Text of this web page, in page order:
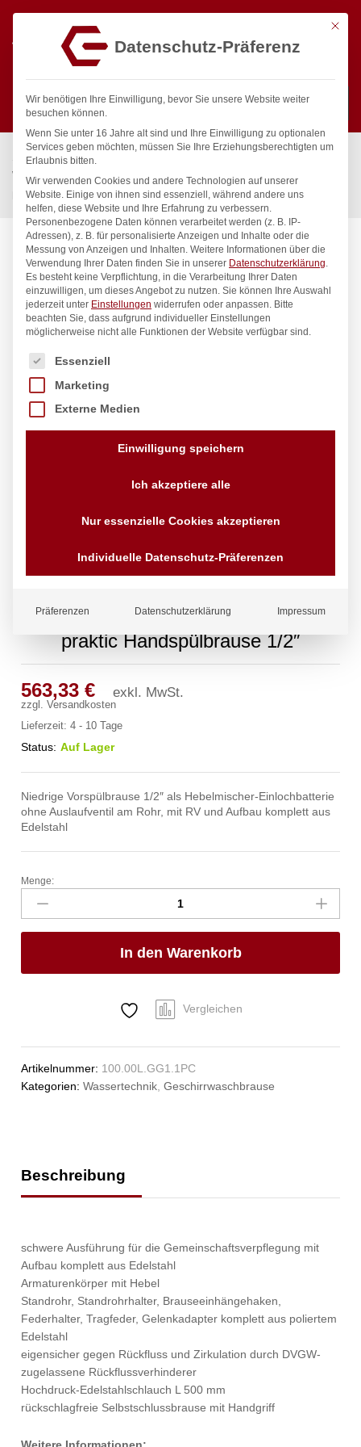
Suchen
Start / Gastronomiebedarf & Gastro Geräte für Profis
Wassertechnik
Geschirrwaschbrause
praktic Handspülbrause 1/2″
praktic Handspülbrause 1/2″
563,33€ exkl. MwSt.
zzgl.Versandkosten
Lieferzeit:4 - 10 Tage
Status: Auf Lager
Niedrige Vorspülbrause 1/2″ als Hebelmischer-Einlochbatterie
ohne Auslaufventil am Rohr, mit RV und Aufbau komplett aus
Edelstahl
praktic
Handspülbrause
1/2"
Anzahl
Menge:
In den Warenkorb
Vergleichen
Artikelnummer: 100.00L.GG1.1PC
Kategorien:Wassertechnik,Geschirrwaschbrause
Beschreibung
schwere Ausführung für die Gemeinschaftsverpflegung mit
Aufbau komplett aus Edelstahl
Armaturenkörper mit Hebel
Standrohr, Standrohrhalter, Brauseeinhängehaken,
Federhalter, Tragfeder, Gelenkadapter komplett aus poliertem
Edelstahl
eigensicher gegen Rückfluss und Zirkulation durch DVGW-
zugelassene Rückflussverhinderer
Hochdruck-Edelstahlschlauch L 500 mm
rückschlagfreie Selbstschlussbrause mit Handgriff
Mit
Datenschutz-Präferenz
Wir benötigen Ihre Einwilligung, bevor Sie unsere Website weiter
besuchen können.
Wenn Sie unter 16 Jahre alt sind und Ihre Einwilligung zu optionalen
Services geben möchten, müssen Sie Ihre Erziehungsberechtigten um
Erlaubnis bitten.
Wir verwenden Cookies und andere Technologien auf unserer
Website. Einige von ihnen sind essenziell, während andere uns
helfen, diese Website und Ihre Erfahrung zu verbessern.
Personenbezogene Daten können verarbeitet werden (z. B. IP-
Adressen), z. B. für personalisierte Anzeigen und Inhalte oder die
Messung von Anzeigen und Inhalten. Weitere Informationen über die
Verwendung Ihrer Daten finden Sie in unserer Datenschutzerklärung.
Es besteht keine Verpflichtung, in die Verarbeitung Ihrer Daten
einzuwilligen, um dieses Angebot zu nutzen. Sie können Ihre Auswahl
jederzeit unter Einstellungen widerrufen oder anpassen. Bitte
beachten Sie, dass aufgrund individueller Einstellungen
möglicherweise nicht alle Funktionen der Website verfügbar sind.
Es folgt eine Liste der Service-Gruppen, für die eine
Essenziell
Marketing
Externe Medien
Einwilligung speichern
Ich akzeptiere alle
Nur essenzielle Cookies akzeptieren
Individuelle Datenschutz-Präferenzen
Präferenzen Datenschutzerklärung Impressum